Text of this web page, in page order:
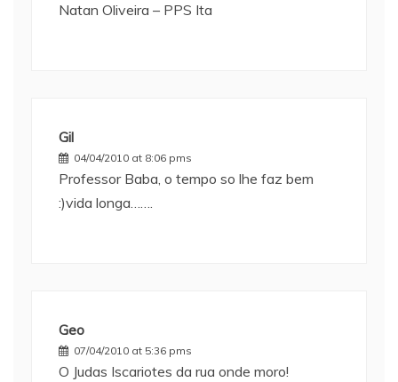
Natan Oliveira – PPS Ita
Gil
04/04/2010 at 8:06 pms
Professor Baba, o tempo so lhe faz bem
:)vida longa…….
Geo
07/04/2010 at 5:36 pms
O Judas Iscariotes da rua onde moro!